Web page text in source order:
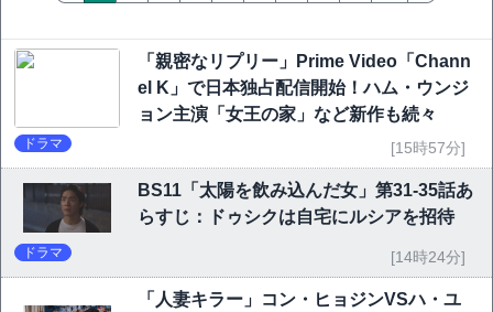
「親密なリプリー」Prime Video「Chann
el K」で日本独占配信開始！ハム・ウンジ
ョン主演「女王の家」など新作も続々
ドラマ [15時57分]
BS11「太陽を飲み込んだ女」第31-35話あ
らすじ：ドゥシクは自宅にルシアを招待
ドラマ [14時24分]
「人妻キラー」コン・ヒョジンVSハ・ユ